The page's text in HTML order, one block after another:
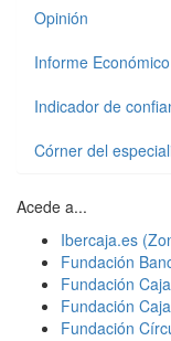
Opinión
Informe
Indicador de
Córner del
Acede a...
Ibercaja.es
Fundación
Fundación
Fundación
Fundación